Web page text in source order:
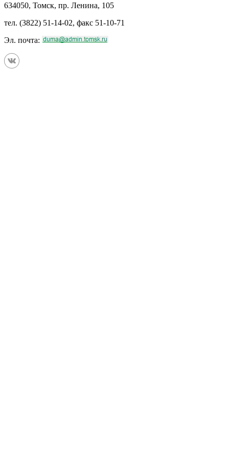
634050, Томск, пр. Ленина, 105
тел. (3822) 51-14-02, факс 51-10-71
Эл. почта: